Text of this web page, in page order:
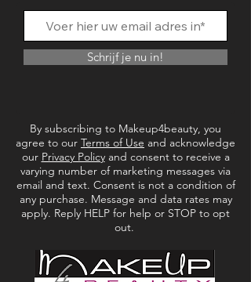
Duurzaam geproduceerd, weerspiegelt het
Kitsch's streven naar betrouwbare en bijzondere
producten. Geniet van een vleugje elegantie
tijdens uw badritueel met onze African Net
Schrijf je nu in!
By subscribing to Makeup4beauty, you
agree to our Terms of Use and acknowledge
our Privacy Policyand consent to receive a
varying number of marketing messages via
email and text. Consent is not a condition of
any purchase. Message and data rates may
apply. Reply HELP for help or STOP to opt
out.